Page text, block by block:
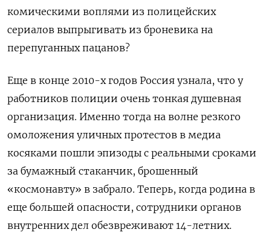
комическими воплями из полицейских
сериалов выпрыгивать из броневика на
перепуганных пацанов?
Еще в конце 2010-х годов Россия узнала, что у
работников полиции очень тонкая душевная
организация. Именно тогда на волне резкого
омоложения уличных протестов в медиа
косяками пошли эпизоды с реальными сроками
за бумажный стаканчик, брошенный
«космонавту» в забрало. Теперь, когда родина в
еще большей опасности, сотрудники органов
внутренних дел обезвреживают 14-летних.